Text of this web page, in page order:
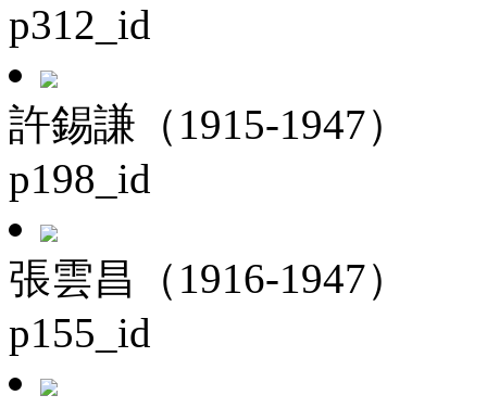
p312_id
許錫謙（1915-1947）
p198_id
張雲昌（1916-1947）
p155_id